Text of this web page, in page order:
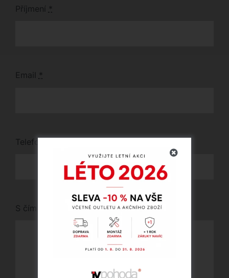
Příjmení *
Email *
Telefon
S čím vám můžeme pomoci?